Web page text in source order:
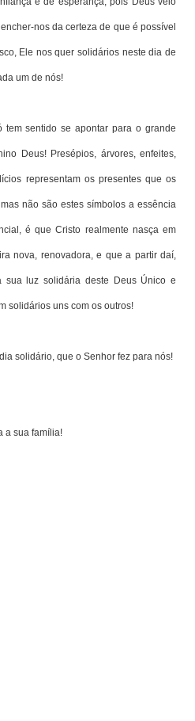
nos da certeza de que é possível
Ele nos quer solidários neste dia de
um de nós!
tem sentido se apontar para o grande
Deus! Presépios, árvores, enfeites,
representam os presentes que os
não são estes símbolos a essência
é que Cristo realmente nasça em
nova, renovadora, e que a partir daí,
sua luz solidária deste Deus Único e
solidários uns com os outros!
solidário, que o Senhor fez para nós!
a sua família!